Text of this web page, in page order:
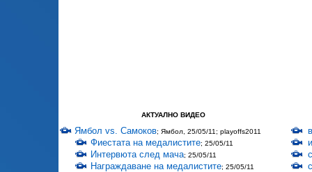
АКТУАЛНО ВИДЕО
Ямбол vs. Самоков; Ямбол, 25/05/11; playoffs2011
Фиестата на медалистите; 25/05/11
Интервюта след мача; 25/05/11
Награждаване на медалистите; 25/05/11